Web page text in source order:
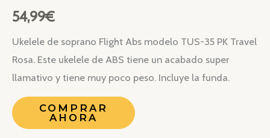
54,99€
Ukelele de soprano Flight Abs modelo TUS-35 PK Travel
Rosa. Este ukelele de ABS tiene un acabado super
llamativo y tiene muy poco peso. Incluye la funda.
COMPRAR
AHORA